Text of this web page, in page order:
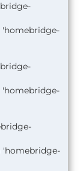
'homebridge-
'homebridge-
'homebridge-